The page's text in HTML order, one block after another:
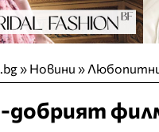
» Новини »
добрият